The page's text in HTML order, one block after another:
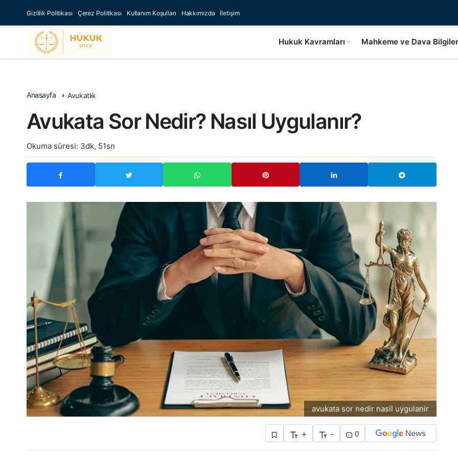
Gizlilik Politikası Çerez Politikası Kullanım Koşulları Hakkımızda İletişim
Hukuk Kavramları Mahkeme ve Dava
Anasayfa Avukatlık
Avukata Sor Nedir? Nasıl Uygulanır?
Okuma süresi: 3dk, 51sn
avukata sor nedir nasil uygulanir
+ - 0